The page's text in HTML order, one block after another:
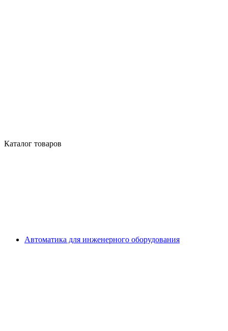
Каталог товаров
Автоматика для инженерного оборудования